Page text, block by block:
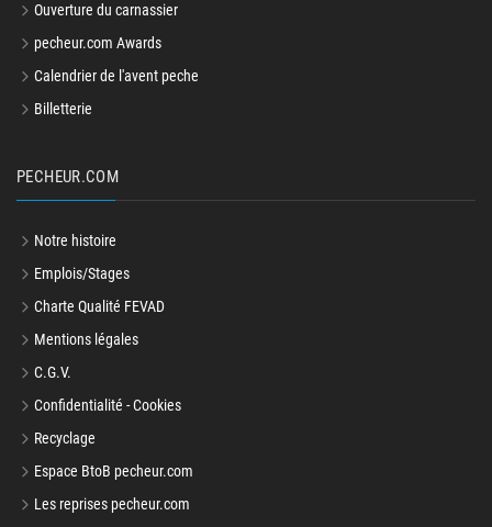
Ouverture du carnassier
pecheur.com Awards
Calendrier de l'avent peche
Billetterie
PECHEUR.COM
Notre histoire
Emplois/Stages
Charte Qualité FEVAD
Mentions légales
C.G.V.
Confidentialité - Cookies
Recyclage
Espace BtoB pecheur.com
Les reprises pecheur.com